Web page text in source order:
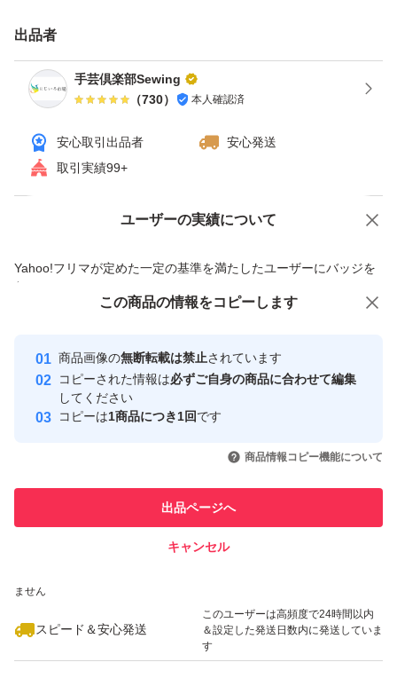
ホワイト(501)
キナリ(801)
レモンイエロー(503)
ミカン(506)
キャロットオレンジ(522)
チェリーピンク(517)
パッションピンク(335)
写真3
レッド(519)
エンジ(520)
グリーン(540)
コバルトブルー(549)
ネイビー(560)
出品者
手芸倶楽部Sewing
（730） 本人確認済
安心取引出品者
安心発送
取引実績99+
ユーザーの実績について
Yahoo!フリマが定めた一定の基準を満たしたユーザーにバッジを
付与しています
安心取引出品者
心・安全なユーザーです
取引実績
引を完了させた実績があります
での取引実績があります
ません
スピード＆安心発送
このユーザーは高頻度で24時間以内
＆設定した発送日数内に発送していま
す
価格の相談 商品への質問
この商品の情報をコピーします
商品画像の無断転載は禁止されています
コピーされた情報は必ずご自身の商品に合わせて編集
してください
コピーは1商品につき1回です
商品情報コピー機能について
出品ページへ
キャンセル
この商品をみている人にオススメ